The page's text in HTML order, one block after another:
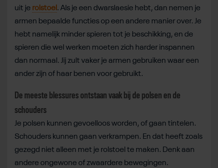
uit je rolstoel. Als je een dwarslaesie hebt, dan nemen je
armen bepaalde functies op een andere manier over. Je
hebt namelijk minder spieren tot je beschikking, en de
spieren die wel werken moeten zich harder inspannen
dan normaal. Jij zult vaker je armen gebruiken waar een
ander zijn of haar benen voor gebruikt.
De meeste blessures ontstaan vaak bij de polsen en de
schouders
Je polsen kunnen gevoelloos worden, of gaan tintelen.
Schouders kunnen gaan verkrampen. En dat heeft zoals
gezegd niet alleen met je rolstoel te maken. Denk aan
andere ongewone of zwaardere bewegingen.